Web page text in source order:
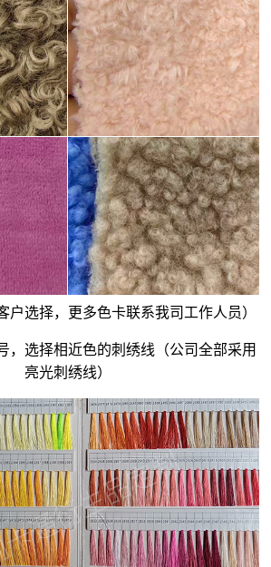
户选择，更多色卡联系我司工作人员）
，选择相近色的刺绣线（公司全部采用
亮光刺绣线）